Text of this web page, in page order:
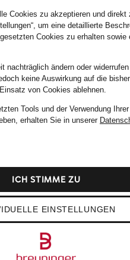
Cookies zu akzeptieren und
um eine detaillierte
Cookies zu erhalten sowie
nachträglich ändern oder
keine Auswirkung auf die
von Cookies ablehnen.
Tools und der Verwendung
erhalten Sie in unserer
EINSTELLUNGEN
ICH STIMME ZU